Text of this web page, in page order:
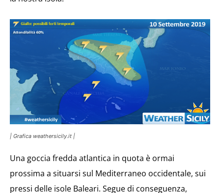
| Grafica weathersicily.it |
Una goccia fredda atlantica in quota è ormai
prossima a situarsi sul Mediterraneo occidentale, sui
pressi delle isole Baleari. Segue di conseguenza,